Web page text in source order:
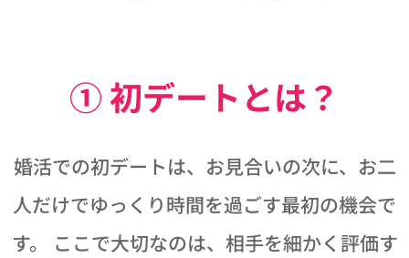
① 初デートとは？
婚活での初デートは、お見合いの次に、お二
人だけでゆっくり時間を過ごす最初の機会で
す。 ここで大切なのは、相手を細かく評価す